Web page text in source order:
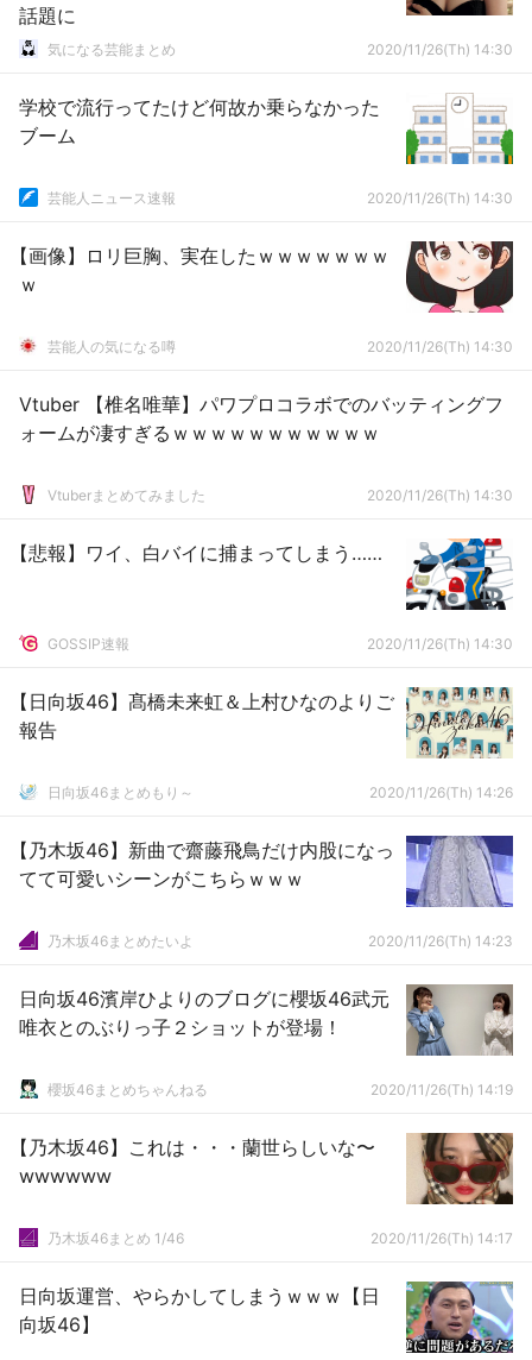
話題に
気になる芸能まとめ 2020/11/26(Th) 14:30
学校で流行ってたけど何故か乗らなかった
ブーム
芸能人ニュース速報 2020/11/26(Th) 14:30
【画像】ロリ巨胸、実在したｗｗｗｗｗｗｗ
ｗ
芸能人の気になる噂 2020/11/26(Th) 14:30
Vtuber 【椎名唯華】パワプロコラボでのバッティングフ
ォームが凄すぎるｗｗｗｗｗｗｗｗｗｗｗ
Vtuberまとめてみました 2020/11/26(Th) 14:30
【悲報】ワイ、白バイに捕まってしまう……
GOSSIP速報 2020/11/26(Th) 14:30
【日向坂46】髙橋未来虹＆上村ひなのよりご
報告
日向坂46まとめもり～ 2020/11/26(Th) 14:26
【乃木坂46】新曲で齋藤飛鳥だけ内股になっ
てて可愛いシーンがこちらｗｗｗ
乃木坂46まとめたいよ 2020/11/26(Th) 14:23
日向坂46濱岸ひよりのブログに櫻坂46武元
唯衣とのぶりっ子２ショットが登場！
櫻坂46まとめちゃんねる 2020/11/26(Th) 14:19
【乃木坂46】これは・・・蘭世らしいな〜
wwwwww
乃木坂46まとめ 1/46 2020/11/26(Th) 14:17
日向坂運営、やらかしてしまうｗｗｗ【日
向坂46】